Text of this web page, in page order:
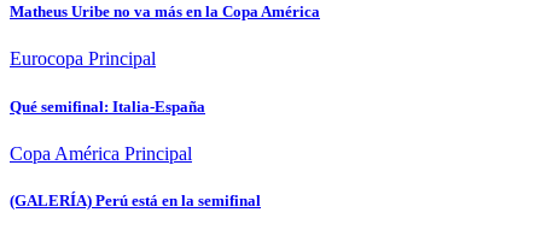
Matheus Uribe no va más en la Copa América
Eurocopa Principal
Qué semifinal: Italia-España
Copa América Principal
(GALERÍA) Perú está en la semifinal